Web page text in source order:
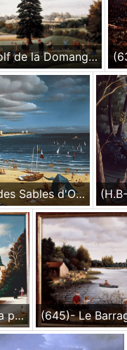
(636)- Le Golf de la Domangère-1988-hsb 33x46 cm.
(640)- La Plage des Sables d'Olonne-1988-hsb 38x46 cm.
(644)- La petite Église de Saint Étienne du Brillouet-1988-hsb 19x27 cm.